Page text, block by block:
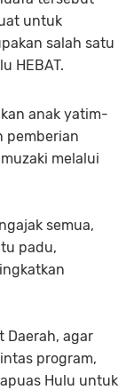
untuk
salah satu
HEBAT.
anak yatim-
pemberian
melalui
semua,
padu,
Daerah, agar
program,
Hulu untuk